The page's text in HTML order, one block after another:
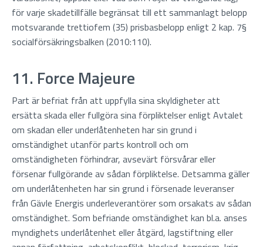
för varje skadetillfälle begränsat till ett sammanlagt belopp
motsvarande trettiofem (35) prisbasbelopp enligt 2 kap. 7§
socialförsäkringsbalken (2010:110).
11. Force Majeure
Part är befriat från att uppfylla sina skyldigheter att
ersätta skada eller fullgöra sina förpliktelser enligt Avtalet
om skadan eller underlåtenheten har sin grund i
omständighet utanför parts kontroll och om
omständigheten förhindrar, avsevärt försvårar eller
försenar fullgörande av sådan förpliktelse. Detsamma gäller
om underlåtenheten har sin grund i försenade leveranser
från Gävle Energis underleverantörer som orsakats av sådan
omständighet. Som befriande omständighet kan bl.a. anses
myndighets underlåtenhet eller åtgärd, lagstiftning eller